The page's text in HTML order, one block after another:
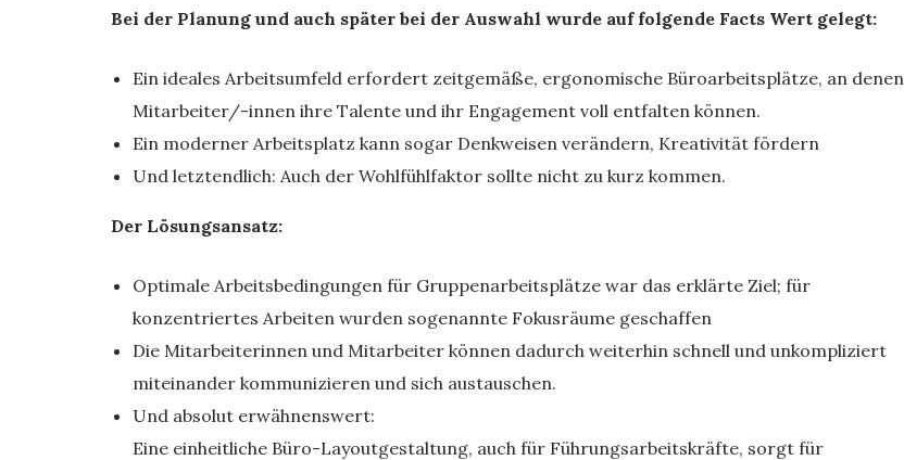
Bei der Planung und auch später bei der Auswahl wurde auf folgende Facts Wert gelegt:
Ein ideales Arbeitsumfeld erfordert zeitgemäße, ergonomische Büroarbeitsplätze, an denen
Mitarbeiter/-innen ihre Talente und ihr Engagement voll entfalten können.
Ein moderner Arbeitsplatz kann sogar Denkweisen verändern, Kreativität fördern
Und letztendlich: Auch der Wohlfühlfaktor sollte nicht zu kurz kommen.
Der Lösungsansatz:
Optimale Arbeitsbedingungen für Gruppenarbeitsplätze war das erklärte Ziel; für
konzentriertes Arbeiten wurden sogenannte Fokusräume geschaffen
Die Mitarbeiterinnen und Mitarbeiter können dadurch weiterhin schnell und unkompliziert
miteinander kommunizieren und sich austauschen.
Und absolut erwähnenswert:
Eine einheitliche Büro-Layoutgestaltung, auch für Führungsarbeitskräfte, sorgt für